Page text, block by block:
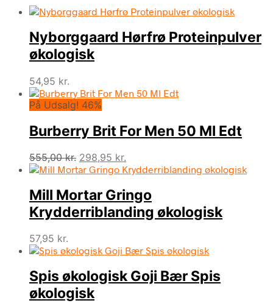
Nyborggaard Hørfrø Proteinpulver
økologisk
54,95 kr.
På Udsalg! 46%
Burberry Brit For Men 50 Ml Edt
555,00kr. Den
oprindelige
var:
555,00 kr..
298,95 kr.
aktuelle
er:
298,95 kr..
Mill Mortar Gringo
Krydderriblanding økologisk
57,95 kr.
Spis økologisk Goji Bær Spis
økologisk